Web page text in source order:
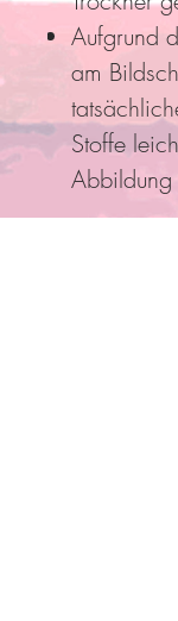
Aufgrund
am
Stoffe